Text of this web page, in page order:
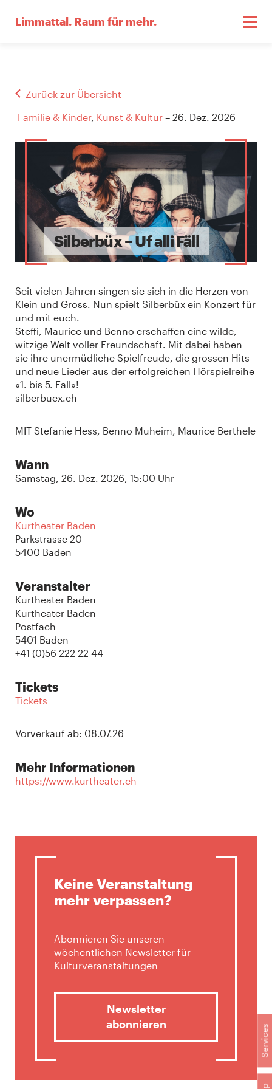
Services
Limmattal. Raum für mehr.
Zurück zur Übersicht
Familie & Kinder, Kunst & Kultur – 26. Dez. 2026
Silberbüx – Uf alli Fäll
Seit vielen Jahren singen sie sich in die Herzen von
Klein und Gross. Nun spielt Silberbüx ein Konzert für
und mit euch.
Steffi, Maurice und Benno erschaffen eine wilde,
witzige Welt voller Freundschaft. Mit dabei haben
sie ihre unermüdliche Spielfreude, die grossen Hits
und neue Lieder aus der erfolgreichen Hörspielreihe
«1. bis 5. Fall»!
silberbuex.ch
MIT Stefanie Hess, Benno Muheim, Maurice Berthele
Wann
Samstag, 26. Dez. 2026, 15:00 Uhr
Wo
Kurtheater Baden
Parkstrasse 20
5400 Baden
Veranstalter
Kurtheater Baden
Kurtheater Baden
Postfach
5401 Baden
+41 (0)56 222 22 44
Tickets
Tickets
Vorverkauf ab: 08.07.26
Mehr Informationen
https://www.kurtheater.ch
Keine Veranstaltung
mehr verpassen?
Abonnieren Sie unseren
wöchentlichen Newsletter für
Kulturveranstaltungen
Newsletter
abonnieren